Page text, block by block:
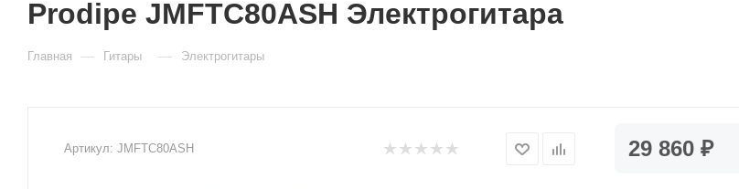
Prodipe JMFTC80ASH Электрогитара
Главная — Гитары — Электрогитары
Артикул: JMFTC80ASH 29 860 ₽